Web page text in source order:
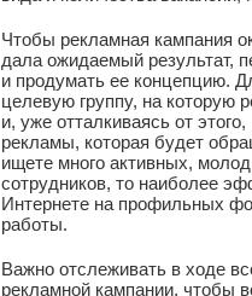
Чтобы рекламная кампания
дала ожидаемый результат,
и продумать ее концепцию.
целевую группу, на которую
и, уже отталкиваясь от
рекламы, которая будет
ищете много активных,
сотрудников, то наиболее
Интернете на профильных
работы.
Важно отслеживать в ходе
рекламной кампании, чтобы